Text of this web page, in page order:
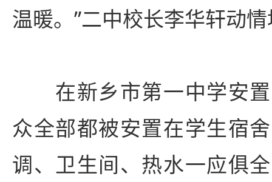
温暖。”二中校长李华轩动
在新乡市第一中学安置
众全部都被安置在学生宿
调、卫生间、热水一应俱